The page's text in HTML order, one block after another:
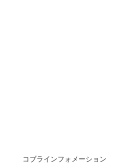
コブラインフォメーション